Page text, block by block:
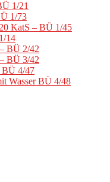
1/21
1/73
KatS – BÜ 1/45
14
BÜ 2/42
BÜ 3/42
BÜ 4/47
Wasser BÜ 4/48